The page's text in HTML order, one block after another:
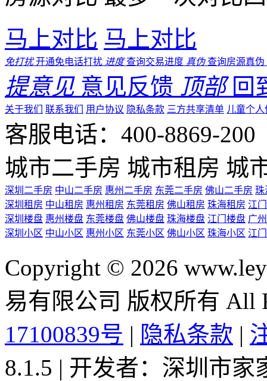
马上对比 马上对比
免打扰 开通免电话打扰 进度 查询交易进度 真伪 查询房源真伪
提意见 意见反馈 顶部 回
关于我们 联系我们 用户协议 隐私条款 三方共享清单 儿童个
客服电话：400-8869-200
城市二手房 城市租房 城
深圳二手房 中山二手房 惠州二手房 东莞二手房 佛山二手房 珠
深圳租房 中山租房 惠州租房 东莞租房 佛山租房 珠海租房 江
深圳楼盘 惠州楼盘 东莞楼盘 佛山楼盘 珠海楼盘 江门楼盘 广
深圳小区 中山小区 惠州小区 东莞小区 佛山小区 珠海小区 江
Copyright © 2026
易有限公司 版权所有 All
17100839号 | 隐私条款 |
8.1.5 | 开发者：深圳市